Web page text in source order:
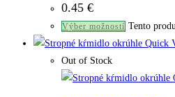
0.45 €
Výber možností Tento
Quick
Out of Stock